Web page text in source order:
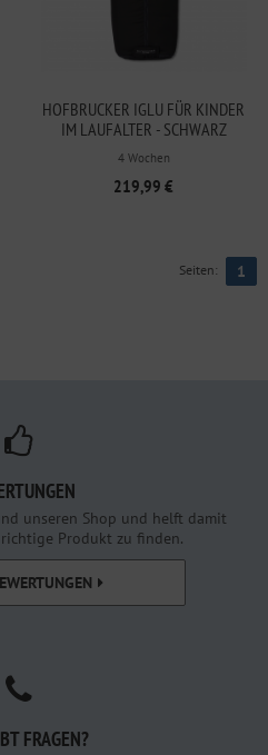
HOFBRUCKER IGLU FÜR KINDER
IM LAUFALTER - SCHWARZ
4 Wochen
219,99 €
Seiten: 1
unseren Shop und helft damit
Produkt zu finden.
FRAGEN?